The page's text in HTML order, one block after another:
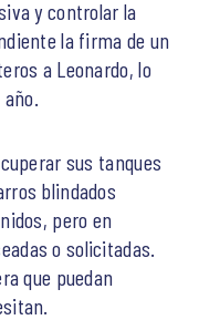
y controlar la
la firma de un
a Leonardo, lo
sus tanques
blindados
pero en
o solicitadas.
que puedan